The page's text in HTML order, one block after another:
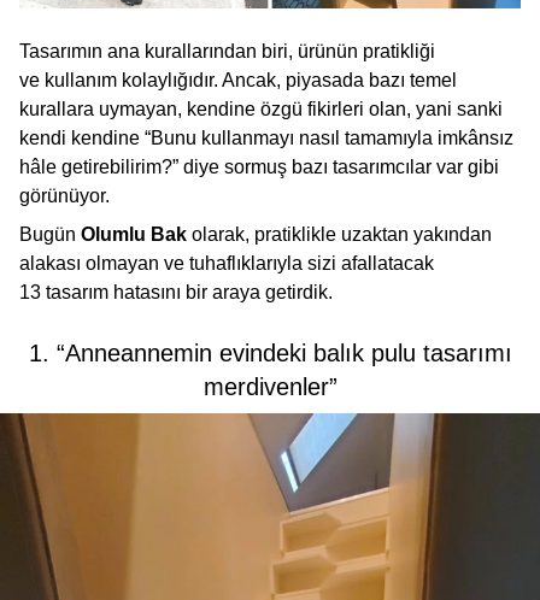
Tasarımın ana kurallarından biri, ürünün pratikliği
ve kullanım kolaylığıdır. Ancak, piyasada bazı temel
kurallara uymayan, kendine özgü fikirleri olan, yani sanki
kendi kendine “Bunu kullanmayı nasıl tamamıyla imkânsız
hâle getirebilirim?” diye sormuş bazı tasarımcılar var gibi
görünüyor.
Bugün Olumlu Bak olarak, pratiklikle uzaktan yakından
alakası olmayan ve tuhaflıklarıyla sizi afallatacak
13 tasarım hatasını bir araya getirdik.
1. “Anneannemin evindeki balık pulu tasarımı
merdivenler”